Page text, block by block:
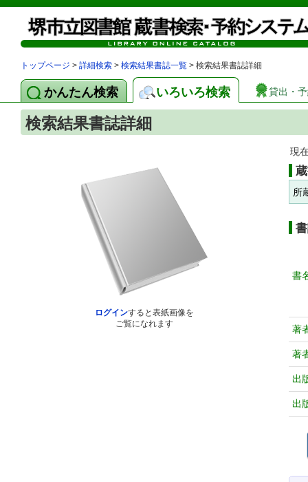
トップページ > 詳細検索 > 検索結果書誌一覧 > 検索結果書誌詳細
かんたん検索 いろいろ検索 貸出・
検索結果書誌詳細
ログインすると表紙画像を
ご覧になれます
現
所
書
著
著
出
出